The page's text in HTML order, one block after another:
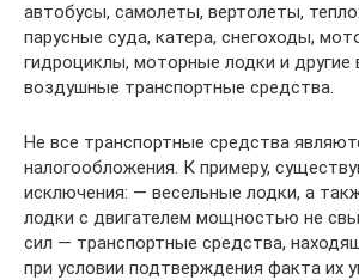
автобусы, самолеты, вертолеты,
парусные суда, катера, снегоходы,
гидроциклы, моторные лодки и другие
воздушные транспортные средства.
Не все транспортные средства
налогообложения. К примеру,
исключения: — весельные лодки, а
лодки с двигателем мощностью не
сил — транспортные средства,
при условии подтверждения факта их